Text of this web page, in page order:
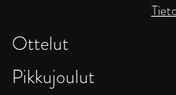
Ottelut
Pikkujoulut